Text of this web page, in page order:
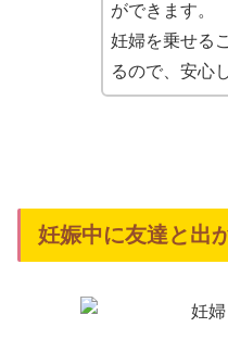
ができます。
妊婦を乗せる
るので、安心
妊娠中に友達と出